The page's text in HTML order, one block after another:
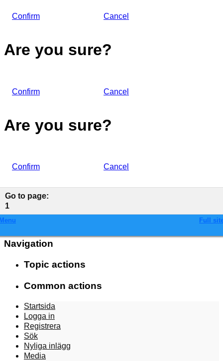
Confirm Cancel
Are you sure?
Confirm Cancel
Are you sure?
Confirm Cancel
Go to page:
1
Full
Navigation
Topic actions
Common actions
Startsida
Logga in
Registrera
Sök
Nyliga inlägg
Media